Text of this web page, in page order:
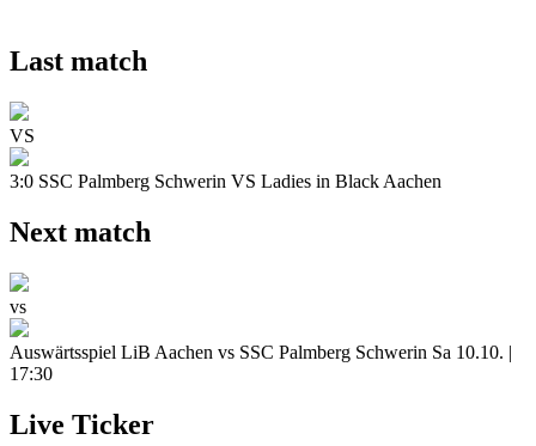
Last match
VS
3:0 SSC Palmberg Schwerin VS Ladies in Black Aachen
Next match
vs
Auswärtsspiel LiB Aachen vs SSC Palmberg Schwerin Sa 10.10. |
17:30
Live Ticker